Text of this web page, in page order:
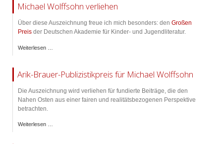
Michael Wolffsohn verliehen
Über diese Auszeichnung freue ich mich besonders: den Großen
Preis der Deutschen Akademie für Kinder- und Jugendliteratur.
Weiterlesen …
Arik-Brauer-Publizistikpreis für Michael Wolffsohn
Die Auszeichnung wird verliehen für fundierte Beiträge, die den
Nahen Osten aus einer fairen und realitätsbezogenen Perspektive
betrachten.
Weiterlesen …